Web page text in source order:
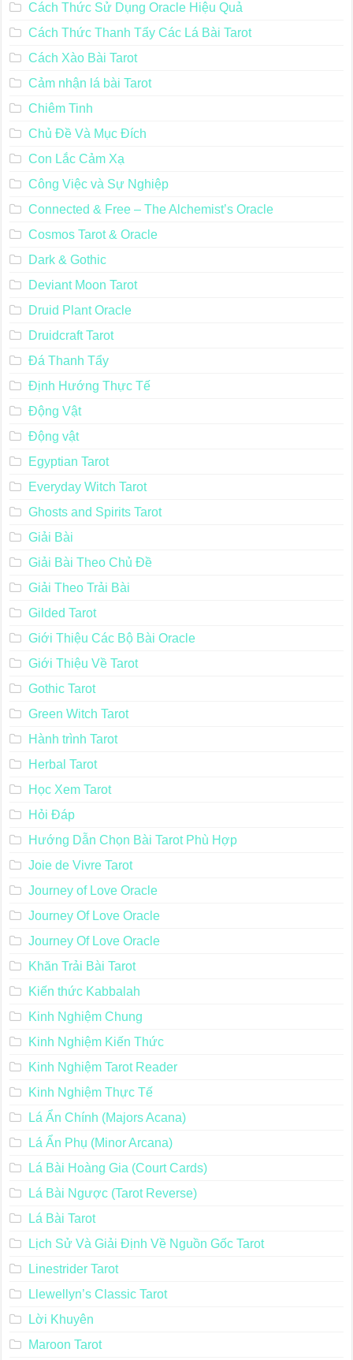
Cách Thức Sử Dụng Oracle Hiệu Quả
Cách Thức Thanh Tẩy Các Lá Bài Tarot
Cách Xào Bài Tarot
Cảm nhận lá bài Tarot
Chiêm Tinh
Chủ Đề Và Mục Đích
Con Lắc Cảm Xạ
Công Việc và Sự Nghiệp
Connected & Free – The Alchemist’s Oracle
Cosmos Tarot & Oracle
Dark & Gothic
Deviant Moon Tarot
Druid Plant Oracle
Druidcraft Tarot
Đá Thanh Tẩy
Định Hướng Thực Tế
Động Vật
Động vật
Egyptian Tarot
Everyday Witch Tarot
Ghosts and Spirits Tarot
Giải Bài
Giải Bài Theo Chủ Đề
Giải Theo Trải Bài
Gilded Tarot
Giới Thiệu Các Bộ Bài Oracle
Giới Thiệu Về Tarot
Gothic Tarot
Green Witch Tarot
Hành trình Tarot
Herbal Tarot
Học Xem Tarot
Hỏi Đáp
Hướng Dẫn Chọn Bài Tarot Phù Hợp
Joie de Vivre Tarot
Journey of Love Oracle
Journey Of Love Oracle
Journey Of Love Oracle
Khăn Trải Bài Tarot
Kiến thức Kabbalah
Kinh Nghiệm Chung
Kinh Nghiệm Kiến Thức
Kinh Nghiệm Tarot Reader
Kinh Nghiệm Thực Tế
Lá Ẩn Chính (Majors Acana)
Lá Ẩn Phụ (Minor Arcana)
Lá Bài Hoàng Gia (Court Cards)
Lá Bài Ngược (Tarot Reverse)
Lá Bài Tarot
Lịch Sử Và Giải Định Về Nguồn Gốc Tarot
Linestrider Tarot
Llewellyn’s Classic Tarot
Lời Khuyên
Maroon Tarot